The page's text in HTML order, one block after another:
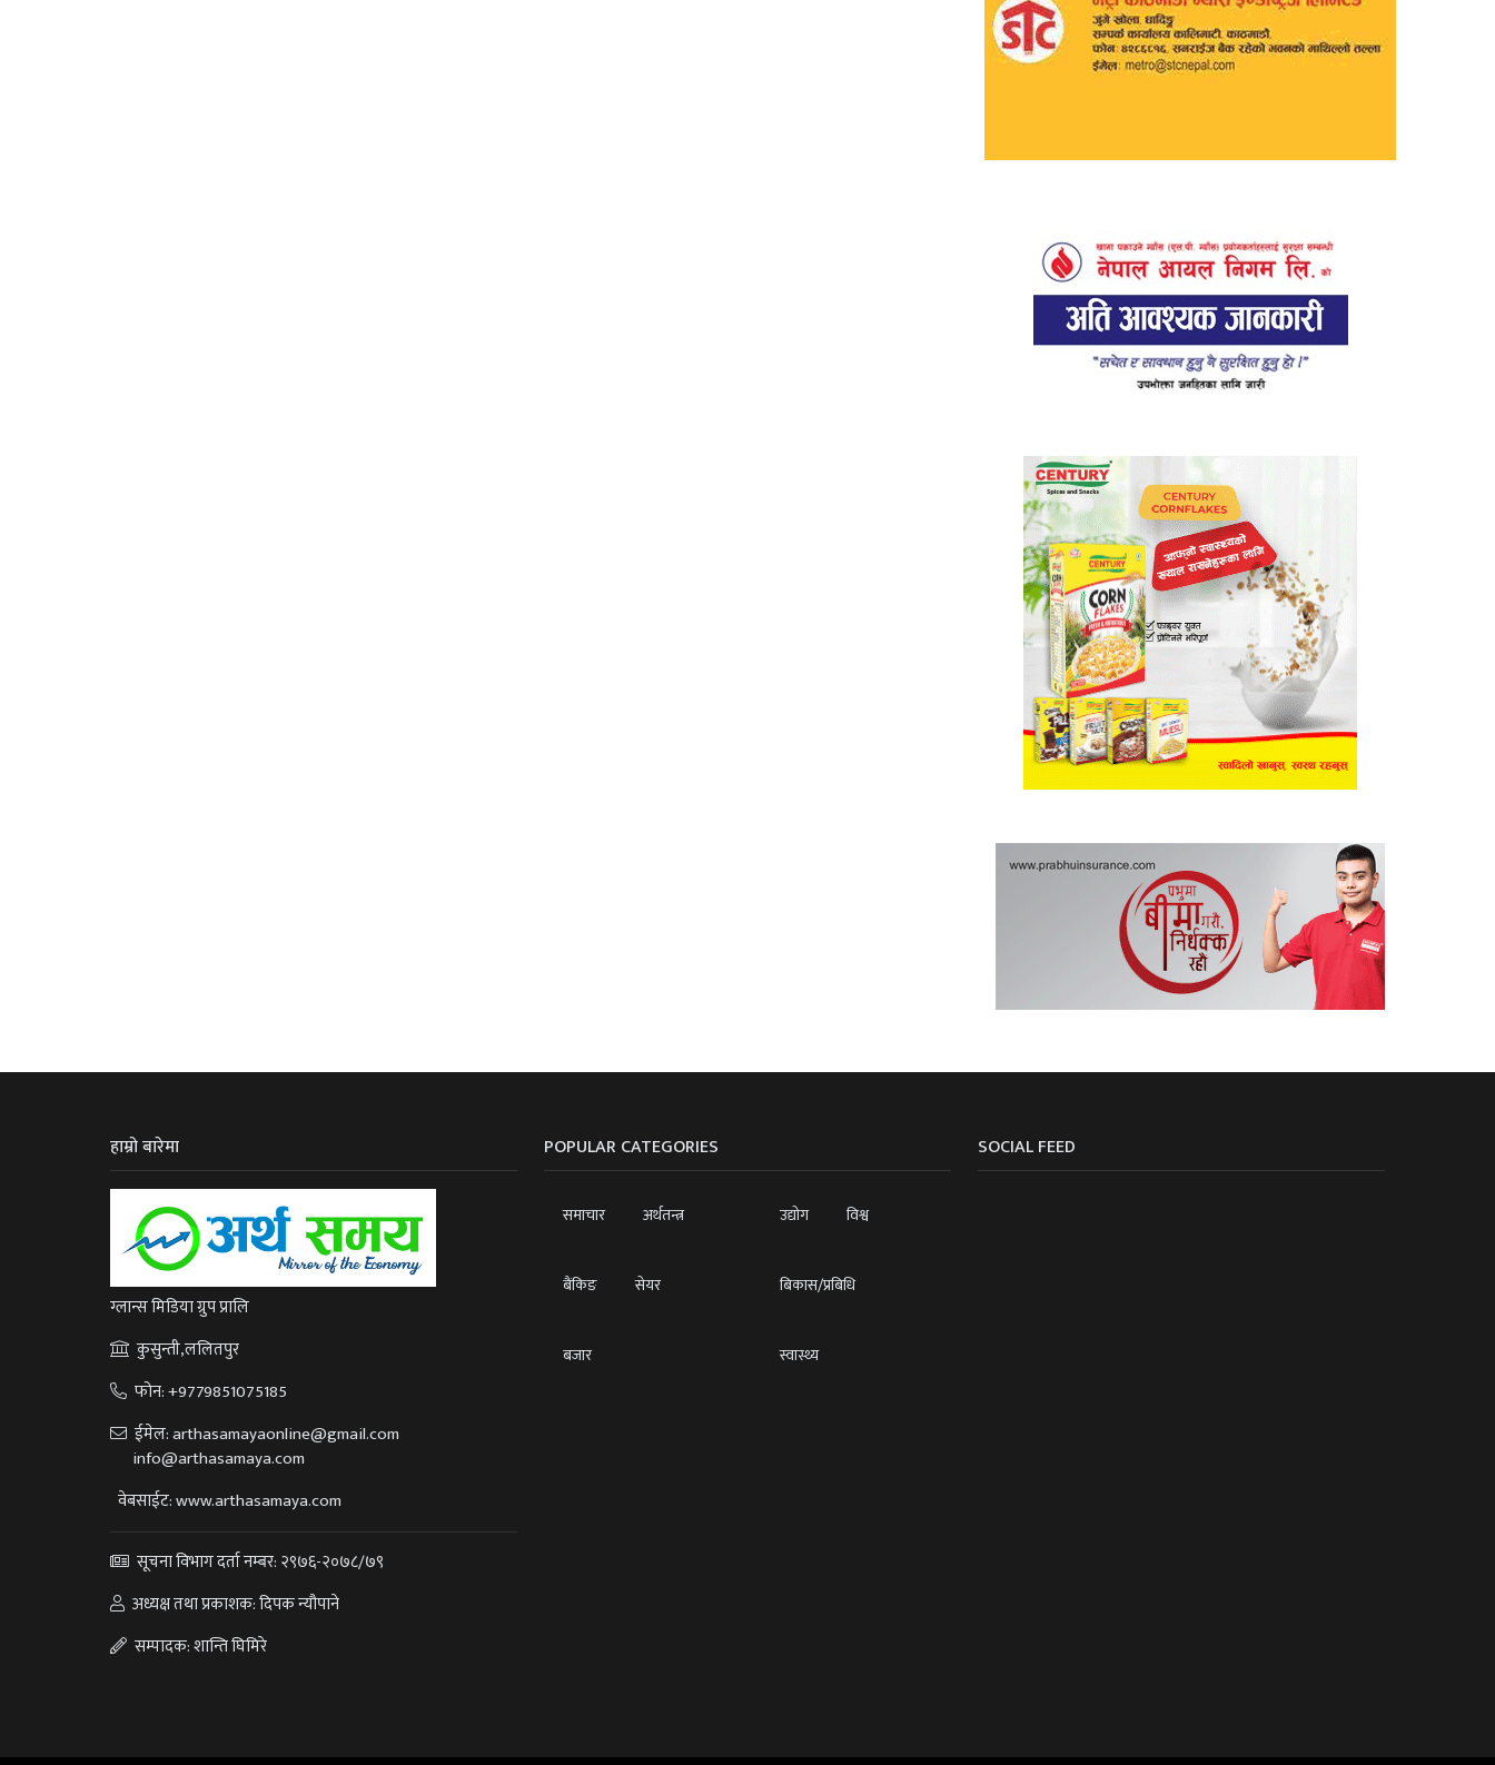
हाम्रो बारेमा
ग्लान्स मिडिया ग्रुप प्रालि
कुसुन्ती,ललितपुर
फोन:+9779851075185
ईमेल:arthasamayaonline@gmail.com
info@arthasamaya.com
वेबसाईट: www.arthasamaya.com
सूचना विभाग दर्ता नम्बर: २९७६-२०७८/७९
अध्यक्ष तथा प्रकाशक: दिपक न्यौपाने
सम्पादक: शान्ति घिमिरे
POPULAR CATEGORIES
समाचार अर्थतन्त्र
बैंकिङ सेयर
बजार
उद्योग विश्व
बिकास/प्रबिधि
स्वास्थ्य
SOCIAL FEED